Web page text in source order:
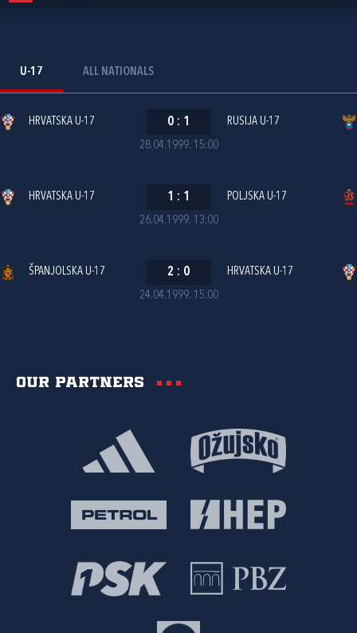
U-17 ALL NATIONALS
28.04.1999. 15:00
HRVATSKA U-17 0 : 1 RUSIJA U-17
26.04.1999. 13:00
HRVATSKA U-17 1 : 1 POLJSKA U-17
24.04.1999. 15:00
ŠPANJOLSKA U-17 2 : 0 HRVATSKA U-17
Our partners